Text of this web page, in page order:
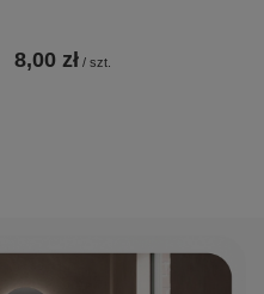
8,00 zł / szt.